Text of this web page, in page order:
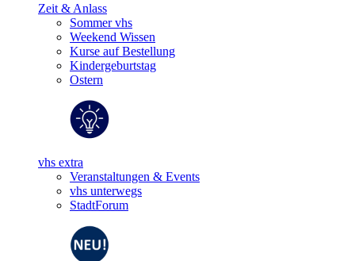
Zeit & Anlass
Sommer vhs
Weekend Wissen
Kurse auf Bestellung
Kindergeburtstag
Ostern
vhs extra
Veranstaltungen & Events
vhs unterwegs
StadtForum